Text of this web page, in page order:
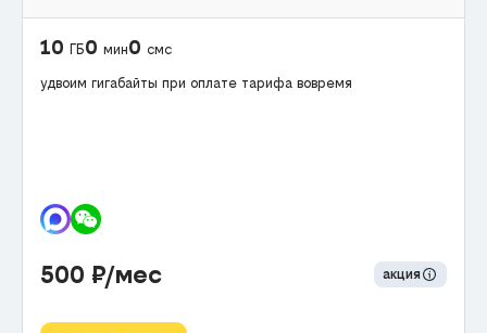
10 ГБ0 мин0 смс
удвоим гигабайты при оплате тарифа вовремя
500 ₽/мес акция